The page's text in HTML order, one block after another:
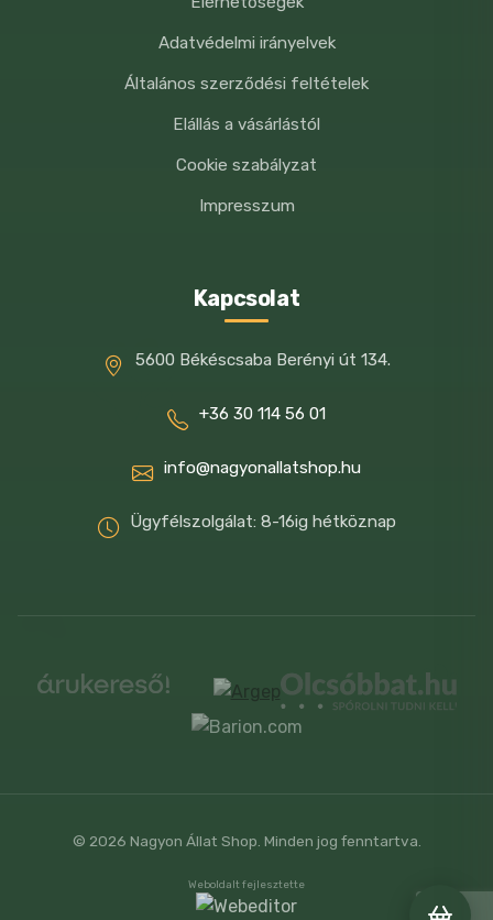
Adatvédelmi irányelvek
Általános szerződési feltételek
Elállás a vásárlástól
Cookie szabályzat
Impresszum
Kapcsolat
5600 Békéscsaba Berényi út 134.
+36 30 114 56 01
info@nagyonallatshop.hu
Ügyfélszolgálat: 8-16ig hétköznap
© 2026 Nagyon Állat Shop. Minden jog fenntartva.
Weboldalt fejlesztette